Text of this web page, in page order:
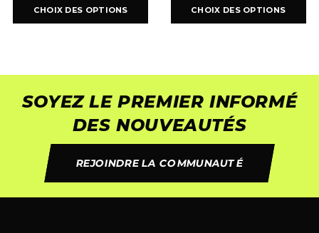
CHOIX DES OPTIONS CHOIX DES OPTIONS
SOYEZ LE PREMIER INFORMÉ
DES NOUVEAUTÉS
REJOINDRE LA COMMUNAUTÉ